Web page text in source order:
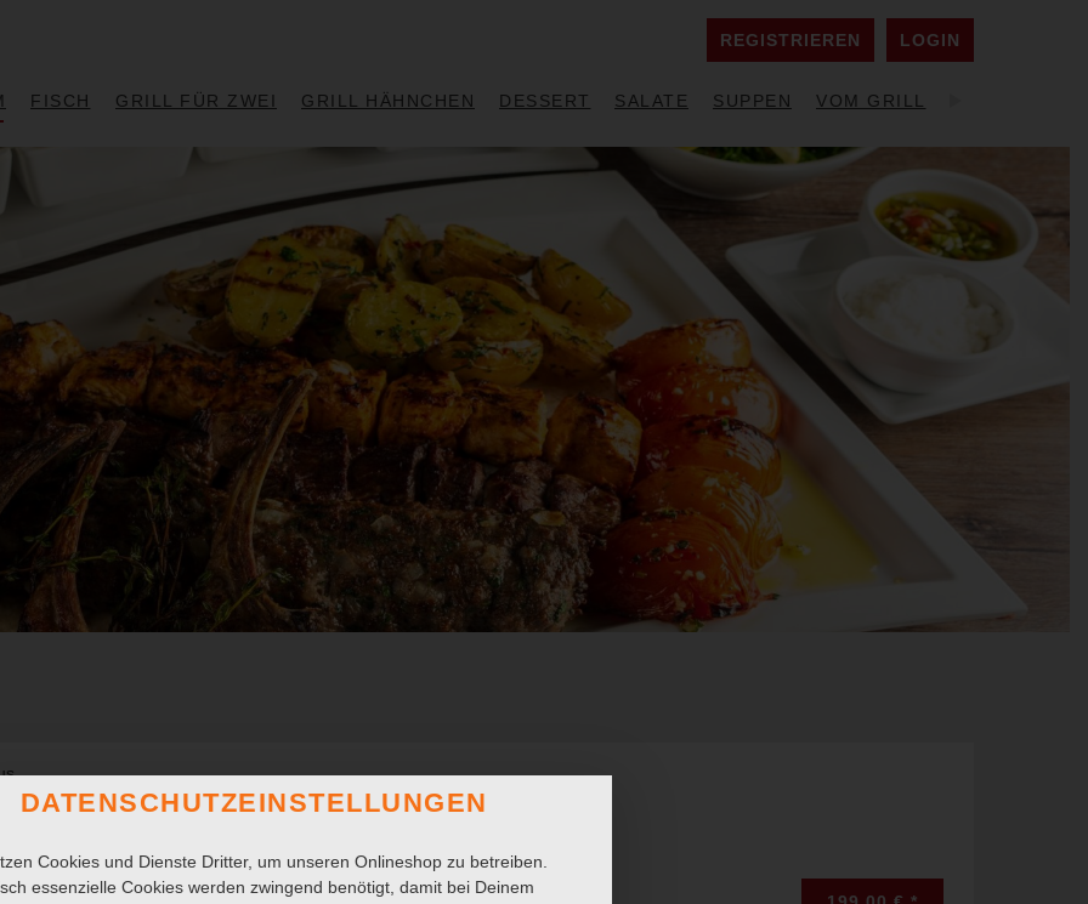
REGISTRIEREN LOGIN
FISCH GRILL FÜR ZWEI GRILL HÄHNCHEN DESSERT SALATE SUPPEN VOM GRILL
Rokka
mit Käse
DATENSCHUTZEINSTELLUNGEN
Cookies und Dienste Dritter, um unseren Onlineshop zu betreiben.
essenzielle Cookies werden zwingend benötigt, damit bei Deinem